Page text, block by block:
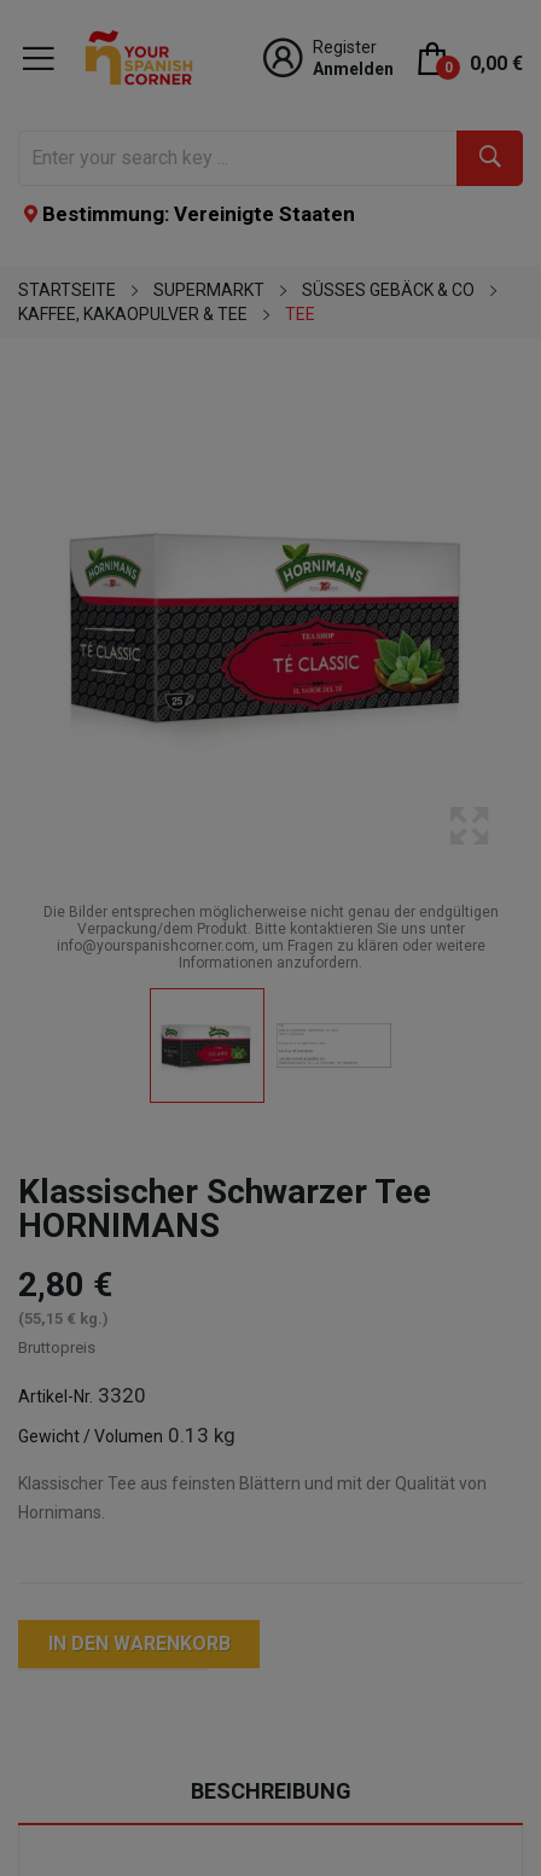
Register
Anmelden
0 0,00 €
Bestimmung: Vereinigte Staaten
STARTSEITE SUPERMARKT
SÜSSES GEBÄCK & CO
KAFFEE, KAKAOPULVER & TEE
TEE
Die Bilder entsprechen möglicherweise nicht genau der endgültigen
Verpackung/dem Produkt. Bitte kontaktieren Sie uns unter
info@yourspanishcorner.com, um Fragen zu klären oder weitere
Informationen anzufordern.
Klassischer Schwarzer Tee
HORNIMANS
2,80 €
(55,15 € kg.)
Bruttopreis
Artikel-Nr. 3320
Gewicht / Volumen 0.13 kg
Klassischer Tee aus feinsten Blättern und mit der Qualität von
Hornimans.
IN DEN WARENKORB
BESCHREIBUNG